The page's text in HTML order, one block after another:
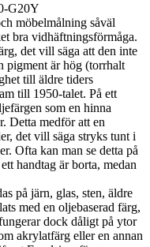
G20Y
möbelmålning såväl
bra vidhäftningsförmåga.
det vill säga att den inte
pigment är hög (torrhalt
till äldre tiders
till 1950-talet. På ett
som en hinna
Detta medför att en
det vill säga stryks tunt i
Ofta kan man se detta på
handtag är borta, medan
på järn, glas, sten, äldre
med en oljebaserad färg,
dock dåligt på ytor
akrylatfärg eller en annan